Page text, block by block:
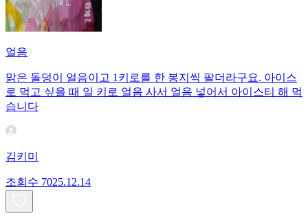
얼음
맑은 돌덩이 얼음이고 1키로를 한 봉지씩 팔더라구요. 아이스
로 먹고 싶을 때 일 키로 얼음 사서 얼음 넣어서 아이스티 해 먹
습니다
김키미
조회수 7025.12.14